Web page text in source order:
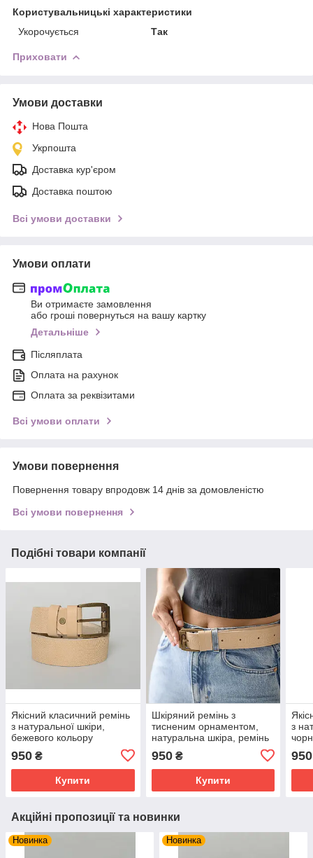
Користувальницькі характеристики
Укорочується
Так
Приховати
Умови доставки
Нова Пошта
Укрпошта
Доставка кур'єром
Доставка поштою
Всі умови доставки
Умови оплати
Ви отримаєте замовлення
або гроші повернуться на вашу картку
Детальніше
Післяплата
Оплата на рахунок
Оплата за реквізитами
Всі умови оплати
Умови повернення
Повернення товару впродовж 14 днів за домовленістю
Всі умови повернення
Подібні товари компанії
Якісний класичний ремінь
з натуральної шкіри,
бежевого кольору
950 ₴
Купити
Шкіряний ремінь з
тисненим орнаментом,
натуральна шкіра, ремінь
ручної роботи, бежевого
кольору
950₴
Купити
з
950
Акційні пропозиції та новинки
Новинка Новинка